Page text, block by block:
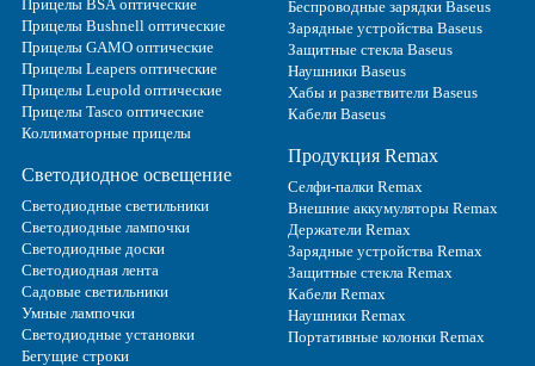
Прицелы BSA оптические
Прицелы Bushnell оптические
Прицелы GAMO оптические
Прицелы Leapers оптические
Прицелы Leupold оптические
Прицелы Tasco оптические
Коллиматорные прицелы
Светодиодное освещение
Светодиодные светильники
Светодиодные лампочки
Светодиодные доски
Светодиодная лента
Садовые светильники
Умные лампочки
Светодиодные установки
Бегущие строки
Беспроводные зарядки Baseus
Зарядные устройства Baseus
Защитные стекла Baseus
Наушники Baseus
Хабы и разветвители Baseus
Кабели Baseus
Продукция Remax
Селфи-палки Remax
Внешние аккумуляторы Remax
Держатели Remax
Зарядные устройства Remax
Защитные стекла Remax
Кабели Remax
Наушники Remax
Портативные колонки Remax